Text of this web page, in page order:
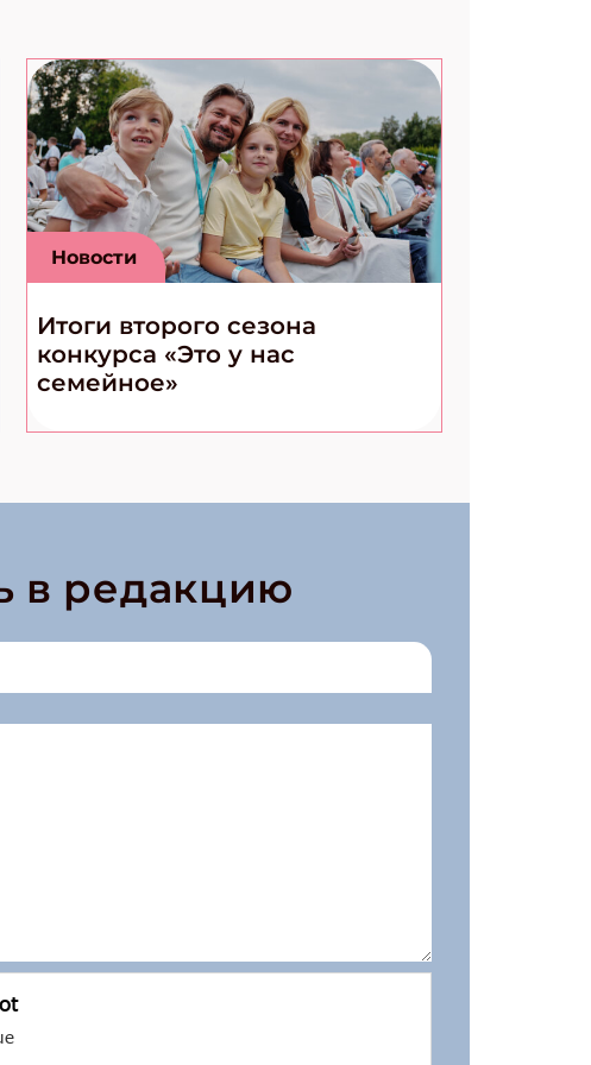
Новости
Итоги второго сезона
конкурса «Это у нас
семейное»
в редакцию